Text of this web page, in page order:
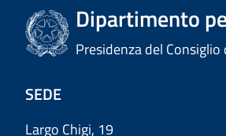
Dipartimento
Presidenza del
SEDE
Largo Chigi, 19